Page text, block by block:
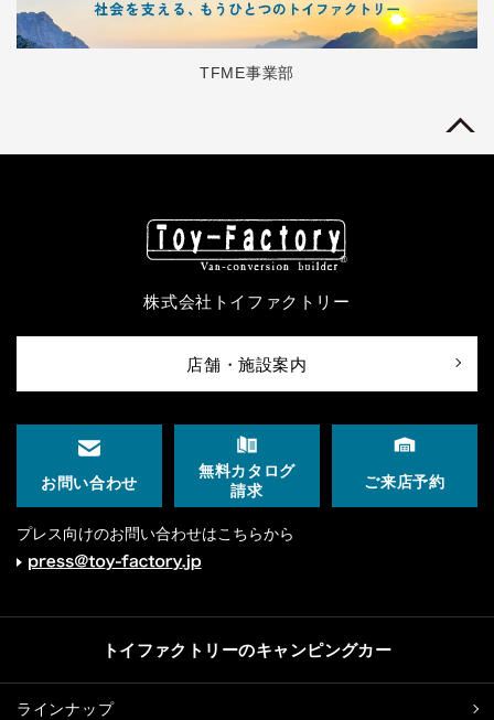
TFME事業部
株式会社トイファクトリー
店舗・施設案内
お問い合わせ
無料カタログ
請求
ご来店予約
プレス向けのお問い合わせはこちらから
トイファクトリーのキャンピングカー
ラインナップ